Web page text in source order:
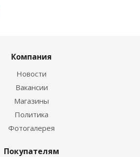
Компания
Новости
Вакансии
Магазины
Политика
Фотогалерея
Покупателям